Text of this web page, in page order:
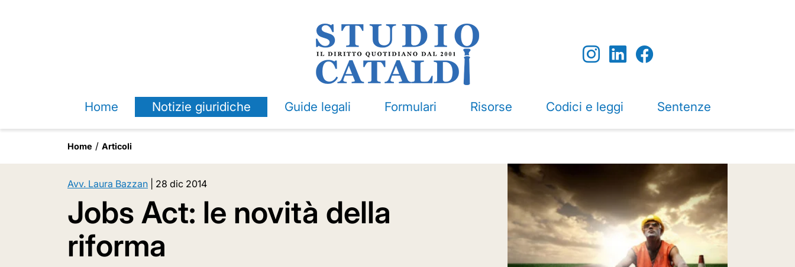
Home Notizie giuridiche Guide legali Formulari Risorse Codici e leggi Sentenze
Home Articoli
Avv. Laura Bazzan 28 dic 2014
Jobs Act: le novità della
riforma